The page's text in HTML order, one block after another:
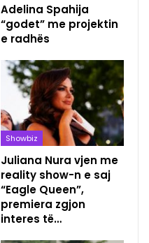
Adelina Spahija
“godet” me projektin
e radhës
Showbiz
Juliana Nura vjen me
reality show-n e saj
“Eagle Queen”,
premiera zgjon
interes të…